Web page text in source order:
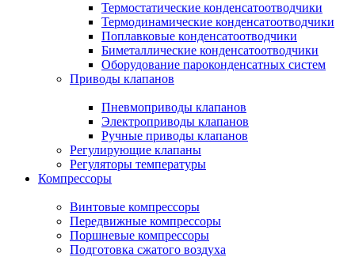
Термостатические конденсатоотводчики
Термодинамические конденсатоотводчики
Поплавковые конденсатоотводчики
Биметаллические конденсатоотводчики
Оборудование пароконденсатных систем
Приводы клапанов
Пневмоприводы клапанов
Электроприводы клапанов
Ручные приводы клапанов
Регулирующие клапаны
Регуляторы температуры
Компрессоры
Винтовые компрессоры
Передвижные компрессоры
Поршневые компрессоры
Подготовка сжатого воздуха